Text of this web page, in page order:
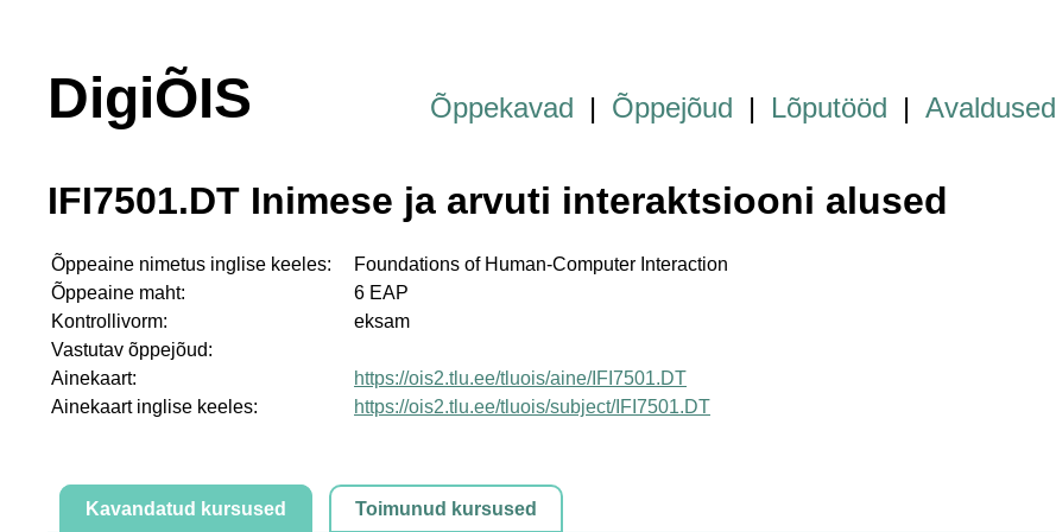
DigiÕIS Õppekavad | Õppejõud | Lõputööd | Avaldused
IFI7501.DT Inimese ja arvuti interaktsiooni alused
Õppeaine nimetus inglise keeles:
Foundations of Human-Computer Interaction
Õppeaine maht:
6 EAP
Kontrollivorm:
eksam
Vastutav õppejõud:
Ainekaart:
https://ois2.tlu.ee/tluois/aine/IFI7501.DT
Ainekaart inglise keeles:
https://ois2.tlu.ee/tluois/subject/IFI7501.DT
Kavandatud kursused Toimunud kursused